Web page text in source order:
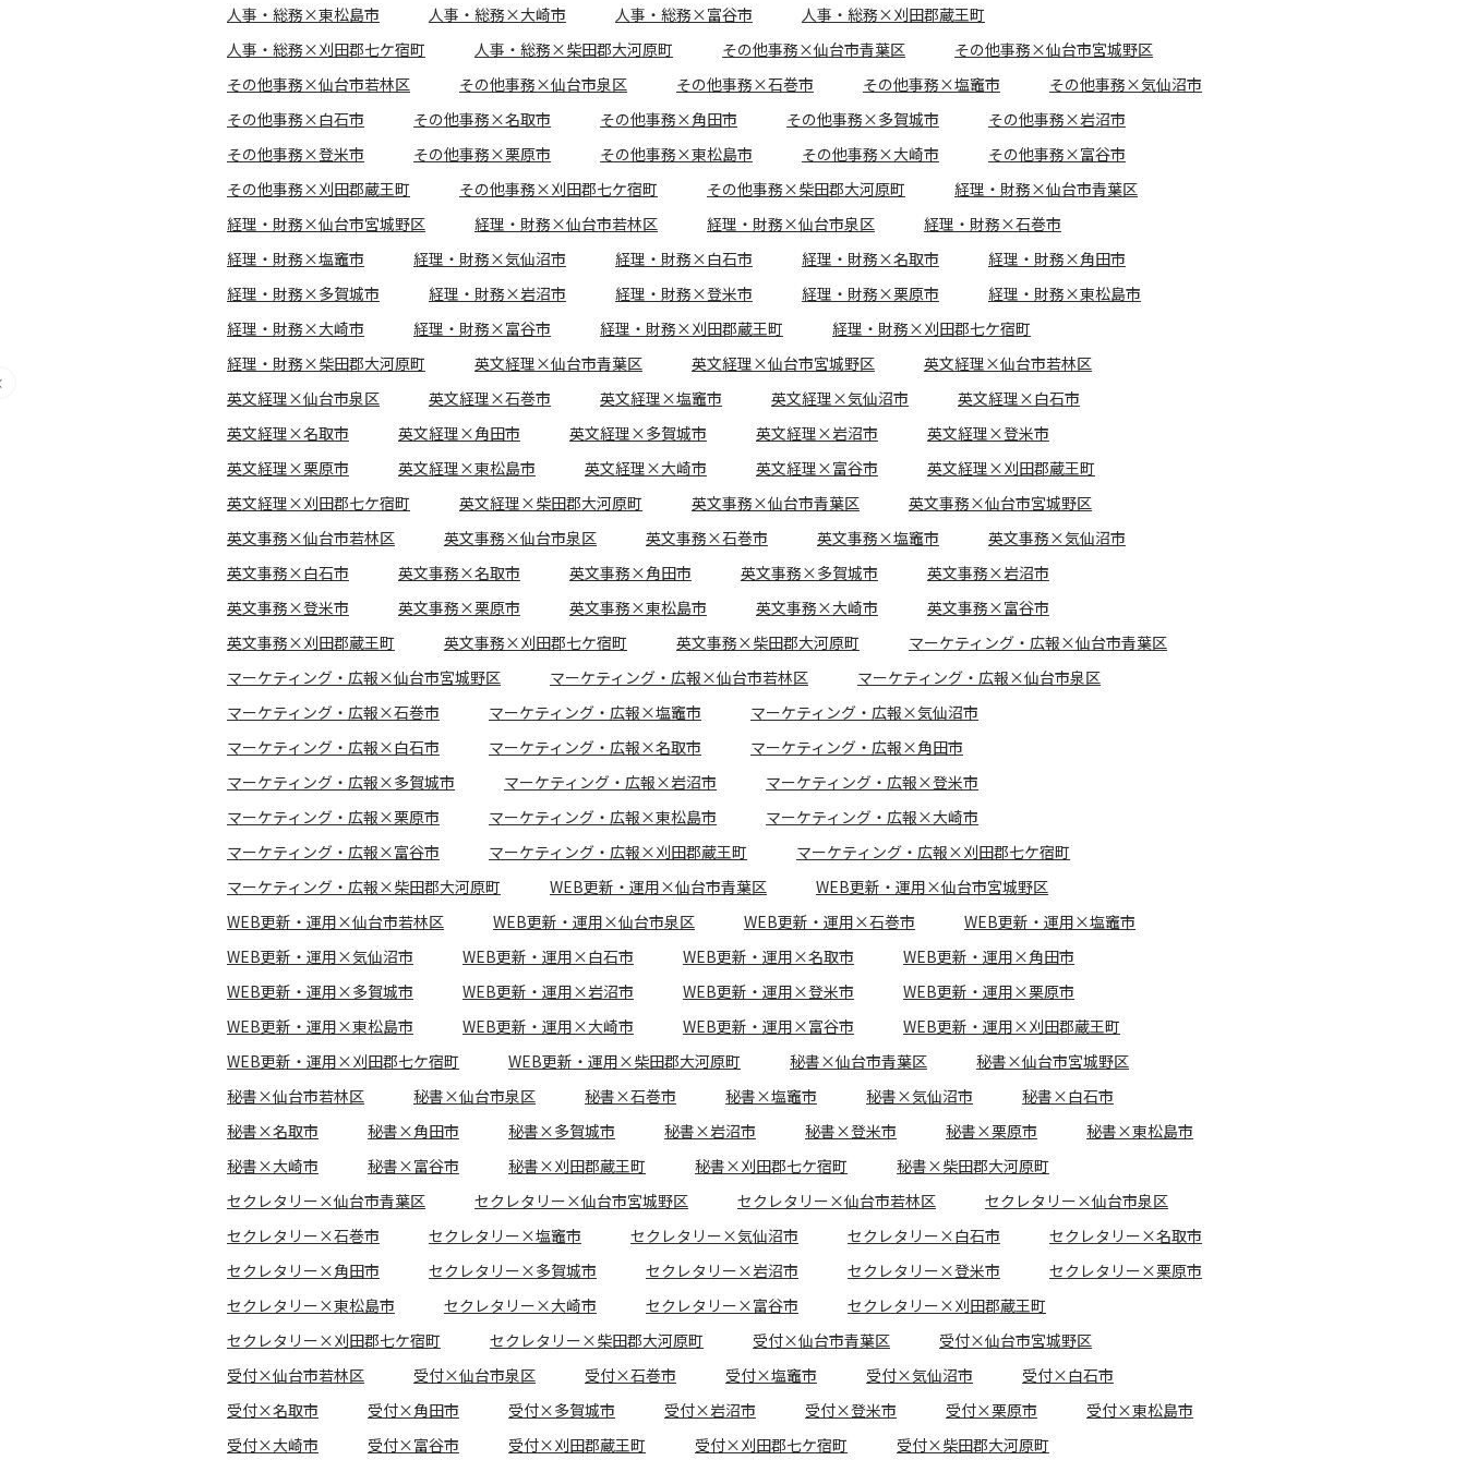
人事・総務×東松島市
人事・総務×大崎市 人事・総務×富谷市
人事・総務×刈田郡蔵王町
人事・総務×刈田郡七ケ宿町
人事・総務×柴田郡大河原町 その他事務×仙台市青葉区
その他事務×仙台市宮城野区
その他事務×仙台市若林区
その他事務×仙台市泉区 その他事務×石巻市 その他事務×塩竈市
その他事務×気仙沼市
その他事務×白石市
その他事務×名取市 その他事務×角田市 その他事務×多賀城市
その他事務×岩沼市
その他事務×登米市
その他事務×栗原市 その他事務×東松島市 その他事務×大崎市
その他事務×富谷市
その他事務×刈田郡蔵王町
その他事務×刈田郡七ケ宿町 その他事務×柴田郡大河原町
経理・財務×仙台市青葉区
経理・財務×仙台市宮城野区
経理・財務×仙台市若林区 経理・財務×仙台市泉区
経理・財務×石巻市
経理・財務×塩竈市
経理・財務×気仙沼市 経理・財務×白石市 経理・財務×名取市
経理・財務×角田市
経理・財務×多賀城市
経理・財務×岩沼市 経理・財務×登米市 経理・財務×栗原市
経理・財務×東松島市
経理・財務×大崎市
経理・財務×富谷市 経理・財務×刈田郡蔵王町
経理・財務×刈田郡七ケ宿町
経理・財務×柴田郡大河原町
英文経理×仙台市青葉区 英文経理×仙台市宮城野区
英文経理×仙台市若林区
英文経理×仙台市泉区
英文経理×石巻市 英文経理×塩竈市 英文経理×気仙沼市
英文経理×白石市
英文経理×名取市
英文経理×角田市 英文経理×多賀城市 英文経理×岩沼市
英文経理×登米市
英文経理×栗原市
英文経理×東松島市 英文経理×大崎市 英文経理×富谷市
英文経理×刈田郡蔵王町
英文経理×刈田郡七ケ宿町
英文経理×柴田郡大河原町 英文事務×仙台市青葉区
英文事務×仙台市宮城野区
英文事務×仙台市若林区
英文事務×仙台市泉区 英文事務×石巻市 英文事務×塩竈市
英文事務×気仙沼市
英文事務×白石市
英文事務×名取市 英文事務×角田市 英文事務×多賀城市
英文事務×岩沼市
英文事務×登米市
英文事務×栗原市 英文事務×東松島市 英文事務×大崎市
英文事務×富谷市
英文事務×刈田郡蔵王町
英文事務×刈田郡七ケ宿町 英文事務×柴田郡大河原町
マーケティング・広報×仙台市青葉区
マーケティング・広報×仙台市宮城野区
マーケティング・広報×仙台市若林区
マーケティング・広報×仙台市泉区
マーケティング・広報×石巻市
マーケティング・広報×塩竈市
マーケティング・広報×気仙沼市
マーケティング・広報×白石市
マーケティング・広報×名取市
マーケティング・広報×角田市
マーケティング・広報×多賀城市
マーケティング・広報×岩沼市
マーケティング・広報×登米市
マーケティング・広報×栗原市
マーケティング・広報×東松島市
マーケティング・広報×大崎市
マーケティング・広報×富谷市
マーケティング・広報×刈田郡蔵王町
マーケティング・広報×刈田郡七ケ宿町
マーケティング・広報×柴田郡大河原町
WEB更新・運用×仙台市青葉区
WEB更新・運用×仙台市宮城野区
WEB更新・運用×仙台市若林区
WEB更新・運用×仙台市泉区 WEB更新・運用×石巻市
WEB更新・運用×塩竈市
WEB更新・運用×気仙沼市
WEB更新・運用×白石市 WEB更新・運用×名取市
WEB更新・運用×角田市
WEB更新・運用×多賀城市
WEB更新・運用×岩沼市 WEB更新・運用×登米市
WEB更新・運用×栗原市
WEB更新・運用×東松島市
WEB更新・運用×大崎市 WEB更新・運用×富谷市
WEB更新・運用×刈田郡蔵王町
WEB更新・運用×刈田郡七ケ宿町
WEB更新・運用×柴田郡大河原町 秘書×仙台市青葉区
秘書×仙台市宮城野区
秘書×仙台市若林区
秘書×仙台市泉区 秘書×石巻市 秘書×塩竈市 秘書×気仙沼市
秘書×白石市
秘書×名取市
秘書×角田市 秘書×多賀城市 秘書×岩沼市 秘書×登米市 秘書×栗原市
秘書×東松島市
秘書×大崎市
秘書×富谷市 秘書×刈田郡蔵王町 秘書×刈田郡七ケ宿町
秘書×柴田郡大河原町
セクレタリー×仙台市青葉区
セクレタリー×仙台市宮城野区 セクレタリー×仙台市若林区
セクレタリー×仙台市泉区
セクレタリー×石巻市
セクレタリー×塩竈市 セクレタリー×気仙沼市 セクレタリー×白石市
セクレタリー×名取市
セクレタリー×角田市
セクレタリー×多賀城市 セクレタリー×岩沼市 セクレタリー×登米市
セクレタリー×栗原市
セクレタリー×東松島市
セクレタリー×大崎市 セクレタリー×富谷市
セクレタリー×刈田郡蔵王町
セクレタリー×刈田郡七ケ宿町
セクレタリー×柴田郡大河原町 受付×仙台市青葉区
受付×仙台市宮城野区
受付×仙台市若林区
受付×仙台市泉区 受付×石巻市 受付×塩竈市 受付×気仙沼市
受付×白石市
受付×名取市
受付×角田市 受付×多賀城市 受付×岩沼市 受付×登米市 受付×栗原市
受付×東松島市
受付×大崎市
受付×富谷市 受付×刈田郡蔵王町 受付×刈田郡七ケ宿町 受付×柴田郡大河原町